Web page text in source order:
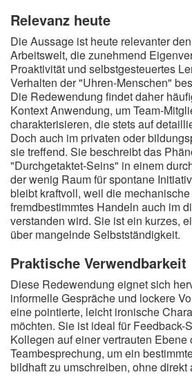
Relevanz heute
Die Aussage ist heute relevanter
Arbeitswelt, die zunehmend
Proaktivität und selbstgesteuertes
Verhalten der "Uhren-Menschen"
Die Redewendung findet daher
Kontext Anwendung, um Team-
charakterisieren, die stets auf
Doch auch im privaten oder
sie treffend. Sie beschreibt das
"Durchgetaktet-Seins" in einem
der wenig Raum für spontane
bleibt kraftvoll, weil die
fremdbestimmtes Handeln auch im
verstanden wird. Sie ist ein kurzes,
über mangelnde Selbstständigkeit.
Praktische Verwendbarkeit
Diese Redewendung eignet sich
informelle Gespräche und lockere
eine pointierte, leicht ironische
möchten. Sie ist ideal für Feedback-
Kollegen auf einer vertrauten Ebene
Teambesprechung, um ein
bildhaft zu umschreiben, ohne direkt